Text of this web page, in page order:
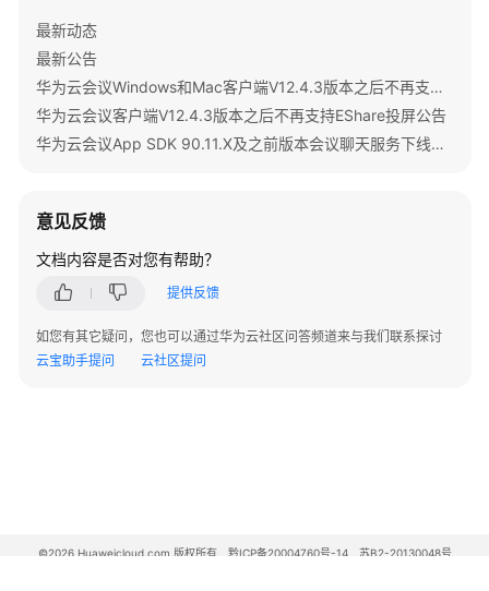
会
用
指
南
会
室
指
南
开
最新动态
最新公告
华为云会议Windows和Mac客户端V12.4.3版本之后不再支持IdeaShare投屏公告
华为云会议客户端V12.4.3版本之后不再支持EShare投屏公告
华为云会议App SDK 90.11.X及之前版本会议聊天服务下线公告
意见反馈
文档内容是否对您有帮助？
提供反馈
如您有其它疑问，您也可以通过华为云社区问答频道来与我们联系探讨
云宝助手提问
云社区提问
©2026 Huaweicloud.com 版权所有 黔ICP备20004760号-14
苏B2-20130048号